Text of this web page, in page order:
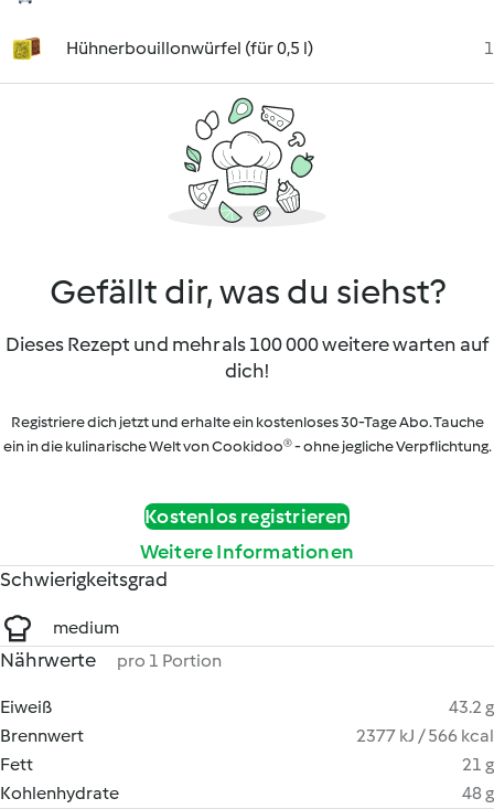
Hühnerbouillonwürfel (für 0,5 l) 1
Gefällt dir, was du siehst?
Dieses Rezept und mehr als 100 000 weitere warten auf
dich!
Registriere dich jetzt und erhalte ein kostenloses 30-Tage Abo. Tauche
ein in die kulinarische Welt von Cookidoo® - ohne jegliche Verpflichtung.
Kostenlos registrieren
Weitere Informationen
Schwierigkeitsgrad
medium
Nährwerte pro 1 Portion
Eiweiß
43.2 g
Brennwert
2377 kJ / 566 kcal
Fett
21 g
Kohlenhydrate
48 g